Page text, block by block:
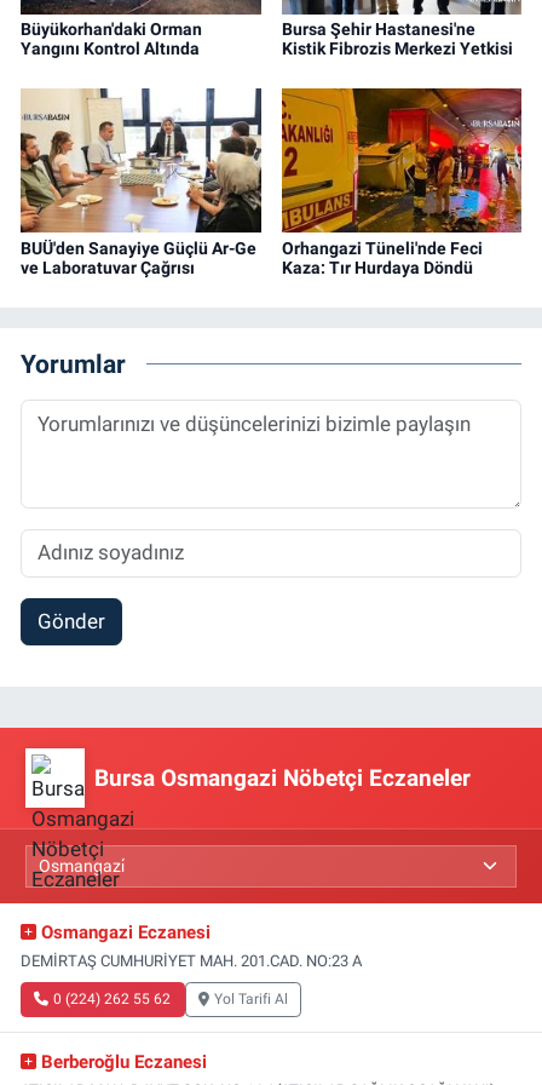
Büyükorhan'daki Orman
Yangını Kontrol Altında
Bursa Şehir Hastanesi'ne
Kistik Fibrozis Merkezi Yetkisi
BUÜ'den Sanayiye Güçlü Ar-Ge
ve Laboratuvar Çağrısı
Orhangazi Tüneli'nde Feci
Kaza: Tır Hurdaya Döndü
Yorumlar
Gönder
Bursa Osmangazi Nöbetçi Eczaneler
Osmangazi Eczanesi
DEMİRTAŞ CUMHURİYET MAH. 201.CAD. NO:23 A
0 (224) 262 55 62 Yol Tarifi Al
Berberoğlu Eczanesi